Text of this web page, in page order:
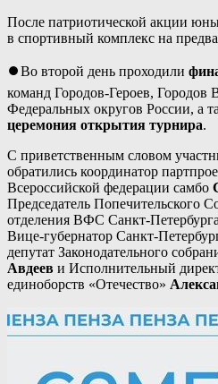
После патриотической акции
в спортивный комплекс на
⏺Во второй день проходили
команд Городов-Героев, Городов
Федеральных округов России, а
церемония открытия турнира.
С приветственным словом
обратились координатор
Всероссийской федерации самбо
Председатель Попечительского
отделения ВФС Санкт-Петербурга
Вице-губернатор Санкт-
депутат Законодательного
Авдеев и Исполнительный
единоборств «Отечество»